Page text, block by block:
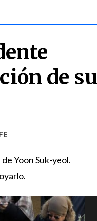
de su
Yoon Suk-yeol.